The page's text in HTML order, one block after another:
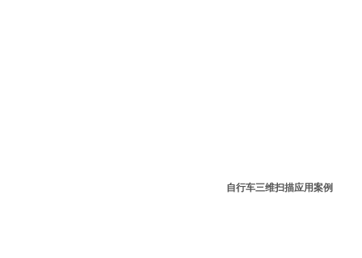
自行车三维扫描应用案例